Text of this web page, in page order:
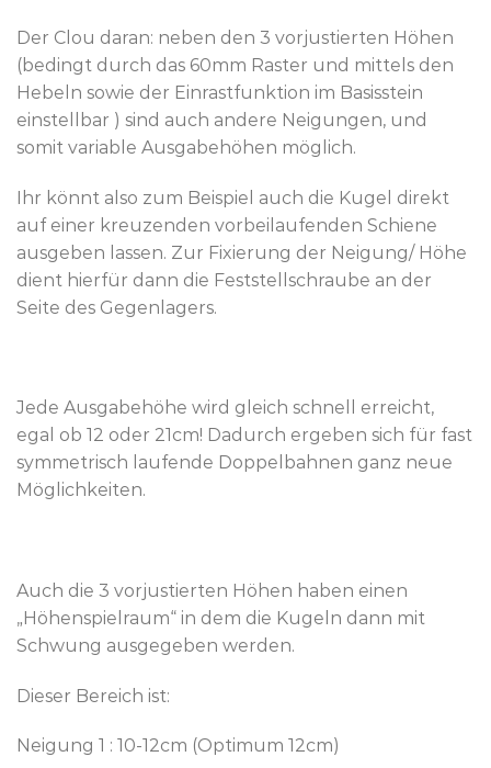
Der Clou daran: neben den 3 vorjustierten Höhen
(bedingt durch das 60mm Raster und mittels den
Hebeln sowie der Einrastfunktion im Basisstein
einstellbar ) sind auch andere Neigungen, und
somit variable Ausgabehöhen möglich.
Ihr könnt also zum Beispiel auch die Kugel direkt
auf einer kreuzenden vorbeilaufenden Schiene
ausgeben lassen. Zur Fixierung der Neigung/ Höhe
dient hierfür dann die Feststellschraube an der
Seite des Gegenlagers.
Jede Ausgabehöhe wird gleich schnell erreicht,
egal ob 12 oder 21cm! Dadurch ergeben sich für fast
symmetrisch laufende Doppelbahnen ganz neue
Möglichkeiten.
Auch die 3 vorjustierten Höhen haben einen
„Höhenspielraum“ in dem die Kugeln dann mit
Schwung ausgegeben werden.
Dieser Bereich ist:
Neigung 1 : 10-12cm (Optimum 12cm)